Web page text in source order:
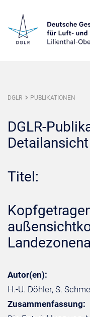
DGLR PUBLIKATIONEN
DGLR-
Detailansicht
Titel:
Autor(en):
H.-U. Döhler, S.
Zusammenfassung: